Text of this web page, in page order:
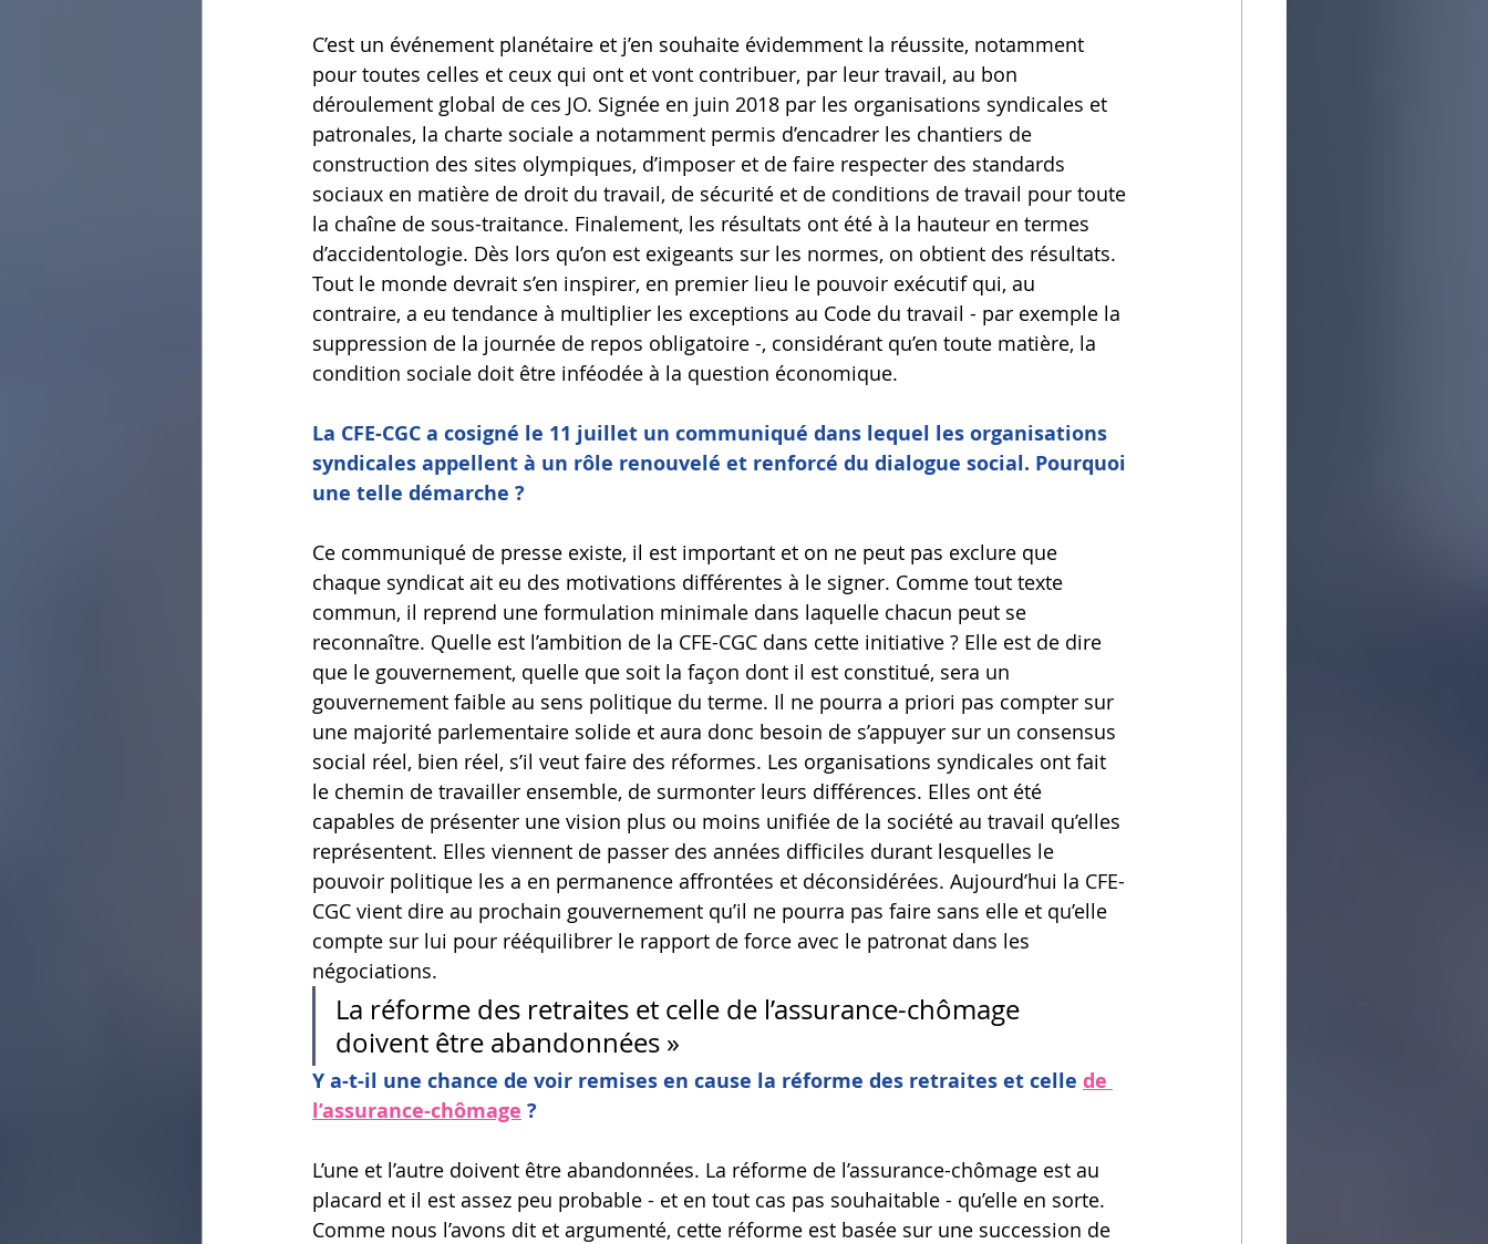
C’est un événement planétaire et j’en souhaite évidemment la réussite, notamment
pour toutes celles et ceux qui ont et vont contribuer, par leur travail, au bon
déroulement global de ces JO. Signée en juin 2018 par les organisations syndicales et
patronales, la charte sociale a notamment permis d’encadrer les chantiers de
construction des sites olympiques, d’imposer et de faire respecter des standards
sociaux en matière de droit du travail, de sécurité et de conditions de travail pour toute
la chaîne de sous-traitance. Finalement, les résultats ont été à la hauteur en termes
d’accidentologie. Dès lors qu’on est exigeants sur les normes, on obtient des résultats.
Tout le monde devrait s’en inspirer, en premier lieu le pouvoir exécutif qui, au
contraire, a eu tendance à multiplier les exceptions au Code du travail - par exemple la
suppression de la journée de repos obligatoire -, considérant qu’en toute matière, la
condition sociale doit être inféodée à la question économique.
La CFE-CGC a cosigné le 11 juillet un communiqué dans lequel les organisations
syndicales appellent à un rôle renouvelé et renforcé du dialogue social. Pourquoi
une telle démarche ?
Ce communiqué de presse existe, il est important et on ne peut pas exclure que
chaque syndicat ait eu des motivations différentes à le signer. Comme tout texte
commun, il reprend une formulation minimale dans laquelle chacun peut se
reconnaître. Quelle est l’ambition de la CFE-CGC dans cette initiative ? Elle est de dire
que le gouvernement, quelle que soit la façon dont il est constitué, sera un
gouvernement faible au sens politique du terme. Il ne pourra a priori pas compter sur
une majorité parlementaire solide et aura donc besoin de s’appuyer sur un consensus
social réel, bien réel, s’il veut faire des réformes. Les organisations syndicales ont fait
le chemin de travailler ensemble, de surmonter leurs différences. Elles ont été
capables de présenter une vision plus ou moins unifiée de la société au travail qu’elles
représentent. Elles viennent de passer des années difficiles durant lesquelles le
pouvoir politique les a en permanence affrontées et déconsidérées. Aujourd’hui la CFE-
CGC vient dire au prochain gouvernement qu’il ne pourra pas faire sans elle et qu’elle
compte sur lui pour rééquilibrer le rapport de force avec le patronat dans les
négociations.
La réforme des retraites et celle de l’assurance-chômage
doivent être abandonnées »
Y a-t-il une chance de voir remises en cause la réforme des retraites et celle de
l’assurance-chômage ?
L’une et l’autre doivent être abandonnées. La réforme de l’assurance-chômage est au
placard et il est assez peu probable - et en tout cas pas souhaitable - qu’elle en sorte.
Comme nous l’avons dit et argumenté, cette réforme est basée sur une succession de